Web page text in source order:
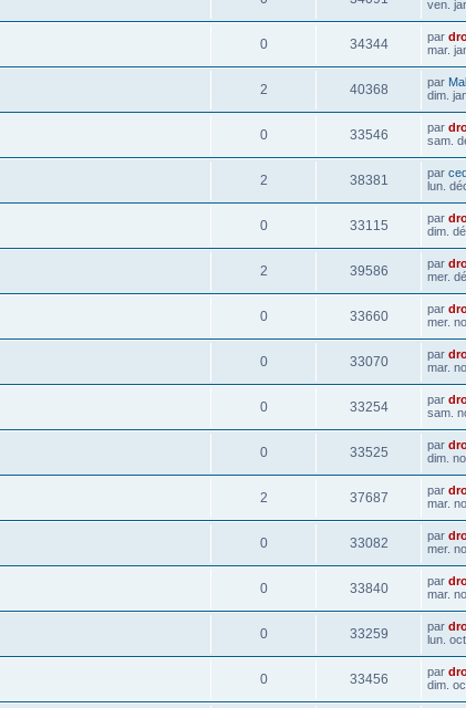
ven.
0 34344 par
mar.
2 40368 par
dim.
0 33546 par
sam.
2 38381 par
lun.
0 33115 par
dim.
2 39586 par
mer.
0 33660 par
mer.
0 33070 par
mar.
0 33254 par
sam.
0 33525 par
dim.
2 37687 par
mar.
0 33082 par
mer.
0 33840 par
mar.
0 33259 par
lun.
0 33456 par
dim.